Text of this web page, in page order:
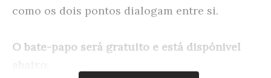
como os dois pontos dialogam entre si.
O bate-papo será gratuito e está dispónivel